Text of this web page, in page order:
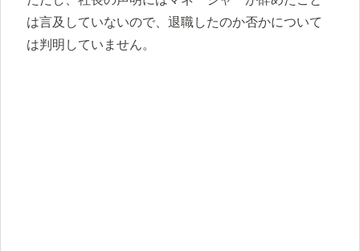
は言及していないので、退職したのか否かについて
は判明していません。